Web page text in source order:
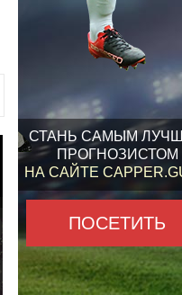
СТАНЬ САМЫМ
ПРОГНОЗИСТОМ
НА САЙТЕ
ПОСЕТИТЬ